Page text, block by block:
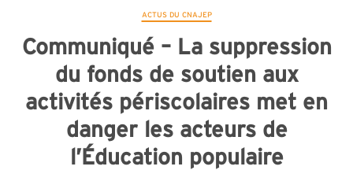
ACTUS DU CNAJEP
Communiqué – La suppression
du fonds de soutien aux
activités périscolaires met en
danger les acteurs de
l’Éducation populaire